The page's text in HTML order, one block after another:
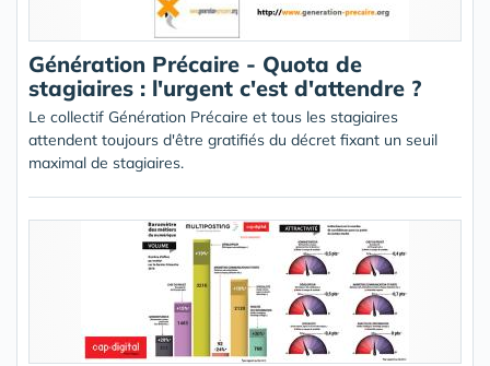
Génération Précaire - Quota de
stagiaires : l'urgent c'est d'attendre ?
Le collectif Génération Précaire et tous les stagiaires
attendent toujours d'être gratifiés du décret fixant un seuil
maximal de stagiaires.